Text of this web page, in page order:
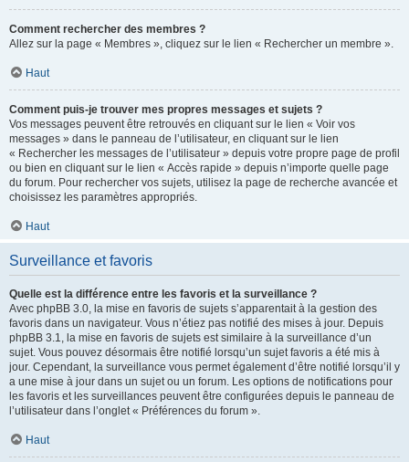
Comment rechercher des membres ?
Allez sur la page « Membres », cliquez sur le lien « Rechercher un membre ».
Haut
Comment puis-je trouver mes propres messages et sujets ?
Vos messages peuvent être retrouvés en cliquant sur le lien « Voir vos
messages » dans le panneau de l’utilisateur, en cliquant sur le lien
« Rechercher les messages de l’utilisateur » depuis votre propre page de profil
ou bien en cliquant sur le lien « Accès rapide » depuis n’importe quelle page
du forum. Pour rechercher vos sujets, utilisez la page de recherche avancée et
choisissez les paramètres appropriés.
Haut
Surveillance et favoris
Quelle est la différence entre les favoris et la surveillance ?
Avec phpBB 3.0, la mise en favoris de sujets s’apparentait à la gestion des
favoris dans un navigateur. Vous n’étiez pas notifié des mises à jour. Depuis
phpBB 3.1, la mise en favoris de sujets est similaire à la surveillance d’un
sujet. Vous pouvez désormais être notifié lorsqu’un sujet favoris a été mis à
jour. Cependant, la surveillance vous permet également d’être notifié lorsqu’il y
a une mise à jour dans un sujet ou un forum. Les options de notifications pour
les favoris et les surveillances peuvent être configurées depuis le panneau de
l’utilisateur dans l’onglet « Préférences du forum ».
Haut